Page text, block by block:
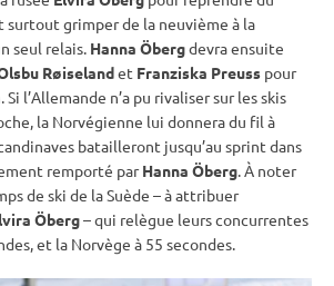
surtout grimper de la neuvième à la
seul relais. Hanna Öbergdevra ensuite
Røiselandet Franziska Preuss pour
l’Allemande n’a pu rivaliser sur les skis
la Norvégienne lui donnera du fil à
batailleront jusqu’au sprint dans
remporté parHanna Öberg. À noter
de ski de la Suède – à attribuer
Öberg– qui relègue leurs concurrentes
et la Norvège à 55 secondes.